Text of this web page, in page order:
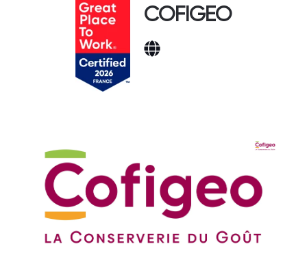
COFIGEO